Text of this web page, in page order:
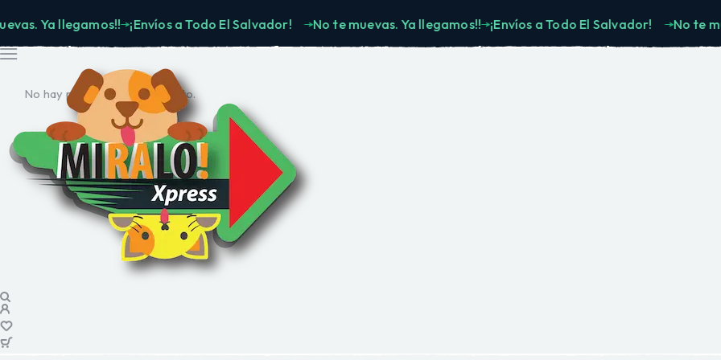
Ya llegamos!! ¡Envíos a Todo El Salvador! No te muevas. Ya llegamos!! ¡Envíos a Todo El Salvador! No te
No hay productos en el carrito.